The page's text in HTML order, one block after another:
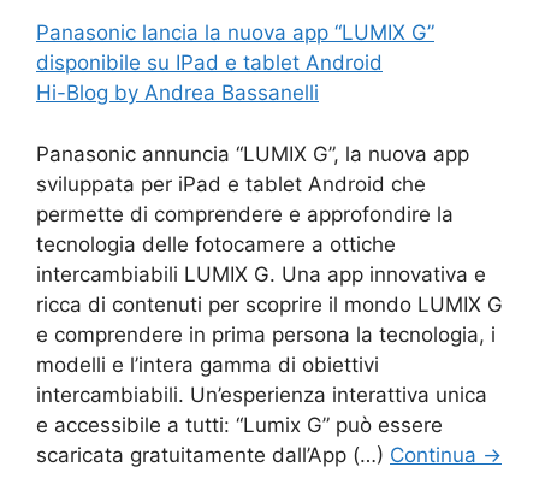
Panasonic lancia la nuova app “LUMIX G”
disponibile su IPad e tablet Android
Hi-Blog by Andrea Bassanelli
Panasonic annuncia “LUMIX G”, la nuova app
sviluppata per iPad e tablet Android che
permette di comprendere e approfondire la
tecnologia delle fotocamere a ottiche
intercambiabili LUMIX G. Una app innovativa e
ricca di contenuti per scoprire il mondo LUMIX G
e comprendere in prima persona la tecnologia, i
modelli e l’intera gamma di obiettivi
intercambiabili. Un’esperienza interattiva unica
e accessibile a tutti: “Lumix G” può essere
scaricata gratuitamente dall’App (…) Continua →